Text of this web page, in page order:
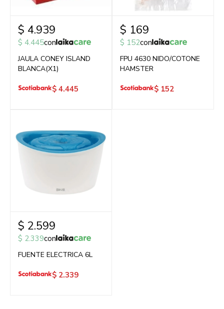
$ 4.939
$ 4.445con
JAULA CONEY ISLAND
BLANCA(X1)
$ 4.445
$ 169
$ 152con
FPU 4630 NIDO/COTONE
HAMSTER
$ 152
$ 2.599
$ 2.339con
FUENTE ELECTRICA 6L
$ 2.339